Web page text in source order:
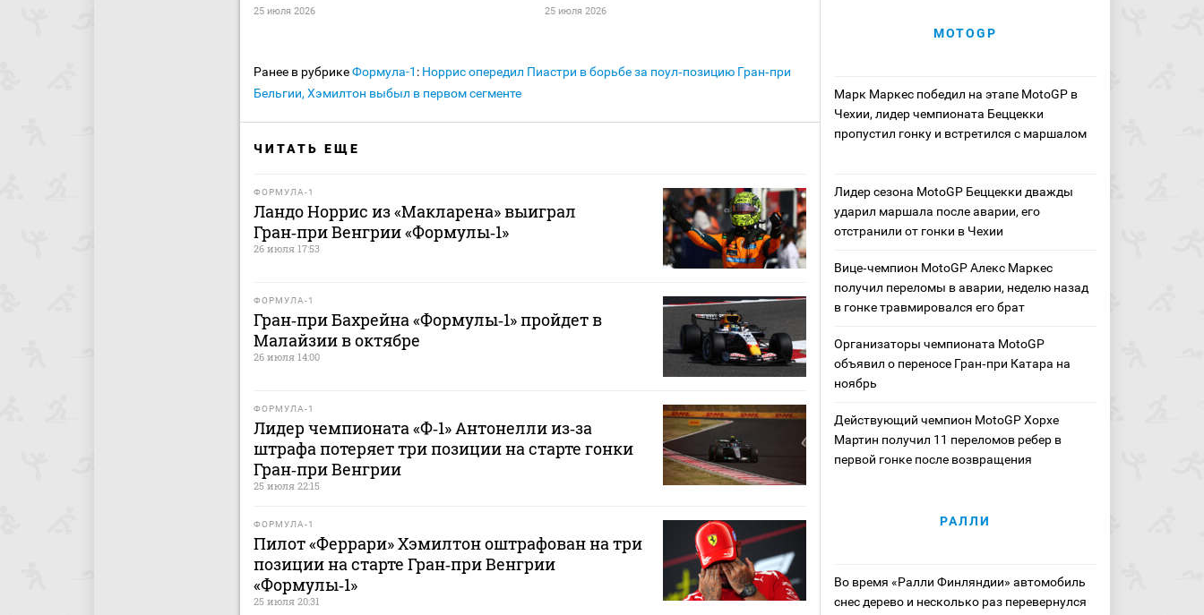
25 июля 2026 25 июля 2026
Ранее в рубрикеФормула-1 : Норрис опередил Пиастри в борьбе за поул‑позицию Гран‑при
Бельгии, Хэмилтон выбыл в первом сегменте
ЧИТАТЬ ЕЩЕ
ФОРМУЛА-1
Ландо Норрис из «Макларена» выиграл
Гран‑при Венгрии «Формулы‑1»
26 июля 17:53
ФОРМУЛА-1
Гран‑при Бахрейна «Формулы‑1» пройдет в
Малайзии в октябре
26 июля 14:00
ФОРМУЛА-1
Лидер чемпионата «Ф‑1» Антонелли из‑за
штрафа потеряет три позиции на старте гонки
Гран‑при Венгрии
25 июля 22:15
ФОРМУЛА-1
Пилот «Феррари» Хэмилтон оштрафован на три
позиции на старте Гран‑при Венгрии
«Формулы‑1»
25 июля 20:31
MOTOGP
Марк Маркес победил на этапе MotoGP в
Чехии, лидер чемпионата Беццекки
пропустил гонку и встретился с маршалом
Лидер сезона MotoGP Беццекки дважды
ударил маршала после аварии, его
отстранили от гонки в Чехии
Вице‑чемпион MotoGP Алекс Маркес
получил переломы в аварии, неделю назад
в гонке травмировался его брат
Организаторы чемпионата MotoGP
объявил о переносе Гран‑при Катара на
ноябрь
Действующий чемпион MotoGP Хорхе
Мартин получил 11 переломов ребер в
первой гонке после возвращения
РАЛЛИ
Во время «Ралли Финляндии» автомобиль
снес дерево и несколько раз перевернулся